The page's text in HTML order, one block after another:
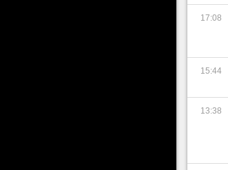
17:08
15:44
13:38